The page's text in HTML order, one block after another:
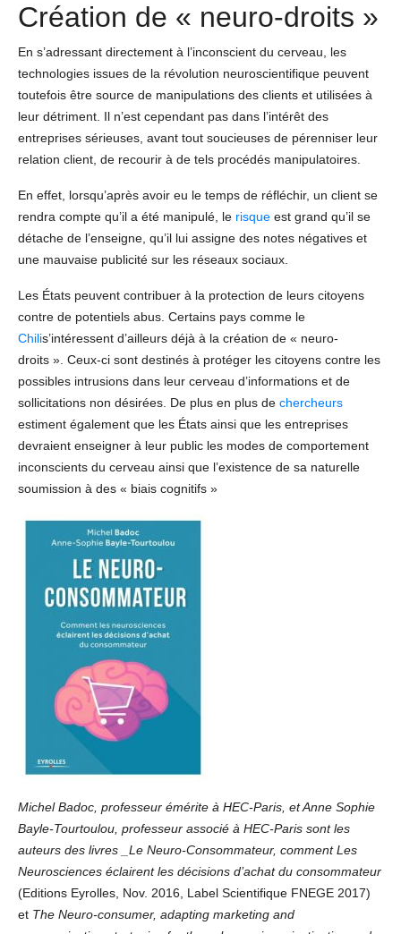
Création de « neuro-droits »
En s’adressant directement à l’inconscient du cerveau, les
technologies issues de la révolution neuroscientifique peuvent
toutefois être source de manipulations des clients et utilisées à
leur détriment. Il n’est cependant pas dans l’intérêt des
entreprises sérieuses, avant tout soucieuses de pérenniser leur
relation client, de recourir à de tels procédés manipulatoires.
En effet, lorsqu’après avoir eu le temps de réfléchir, un client se
rendra compte qu’il a été manipulé, le risque est grand qu’il se
détache de l’enseigne, qu’il lui assigne des notes négatives et
une mauvaise publicité sur les réseaux sociaux.
Les États peuvent contribuer à la protection de leurs citoyens
contre de potentiels abus. Certains pays comme le
Chilis’intéressent d’ailleurs déjà à la création de « neuro-
droits ». Ceux-ci sont destinés à protéger les citoyens contre les
possibles intrusions dans leur cerveau d’informations et de
sollicitations non désirées. De plus en plus de chercheurs
estiment également que les États ainsi que les entreprises
devraient enseigner à leur public les modes de comportement
inconscients du cerveau ainsi que l’existence de sa naturelle
soumission à des « biais cognitifs »
Michel Badoc, professeur émérite à HEC-Paris, et Anne Sophie
Bayle-Tourtoulou, professeur associé à HEC-Paris sont les
auteurs des livres _Le Neuro-Consommateur, comment Les
Neurosciences éclairent les décisions d’achat du consommateur
(Editions Eyrolles, Nov. 2016, Label Scientifique FNEGE 2017)
et The Neuro-consumer, adapting marketing and